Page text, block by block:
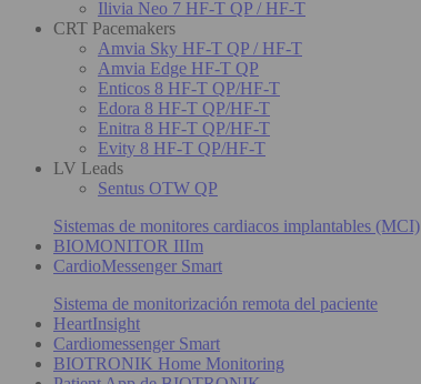
Ilivia Neo 7 HF-T QP / HF-T
CRT Pacemakers
Amvia Sky HF-T QP / HF-T
Amvia Edge HF-T QP
Enticos 8 HF-T QP/HF-T
Edora 8 HF-T QP/HF-T
Enitra 8 HF-T QP/HF-T
Evity 8 HF-T QP/HF-T
LV Leads
Sentus OTW QP
Sistemas de monitores cardiacos implantables (MCI)
BIOMONITOR IIIm
CardioMessenger Smart
Sistema de monitorización remota del paciente
HeartInsight
Cardiomessenger Smart
BIOTRONIK Home Monitoring